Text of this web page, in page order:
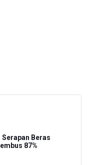
Beras
87%